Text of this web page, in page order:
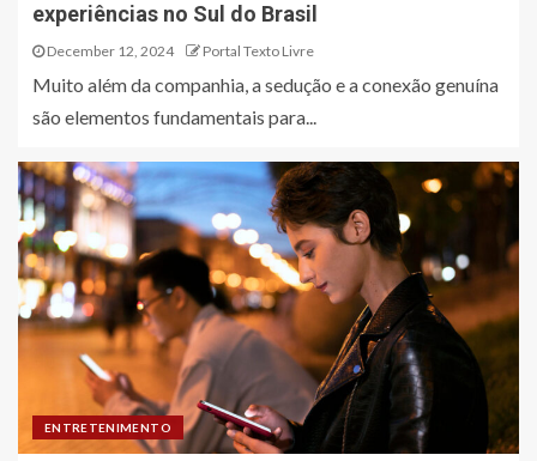
experiências no Sul do Brasil
December 12, 2024 Portal Texto Livre
Muito além da companhia, a sedução e a conexão genuína
são elementos fundamentais para...
ENTRETENIMENTO